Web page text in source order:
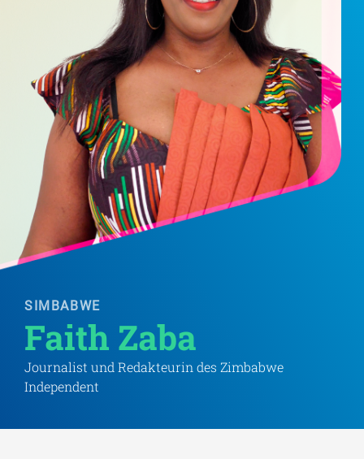
SIMBABWE
Faith Zaba
Journalist und Redakteurin des Zimbabwe
Independent